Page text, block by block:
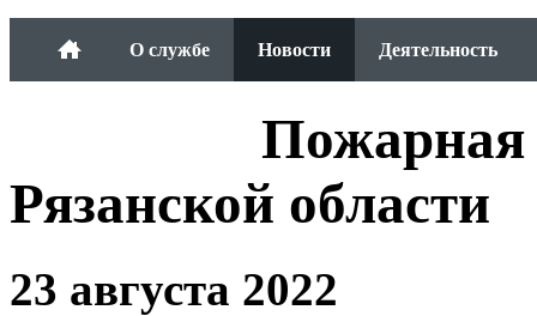
О службе Новости Деятельность
Пожарная
Рязанской области
23 августа 2022